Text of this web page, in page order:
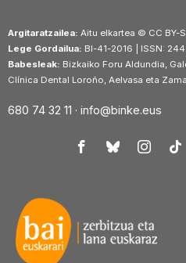
Argitaratzailea: Aitu elkartea © CC BY-
Lege Gordailua: BI-41-2016 | ISSN:
Babesleak: Bizkaiko Foru Aldundia,
Clínica Dental Loroño, Aelvasa eta
680 74 32 11 · info@binke.eus